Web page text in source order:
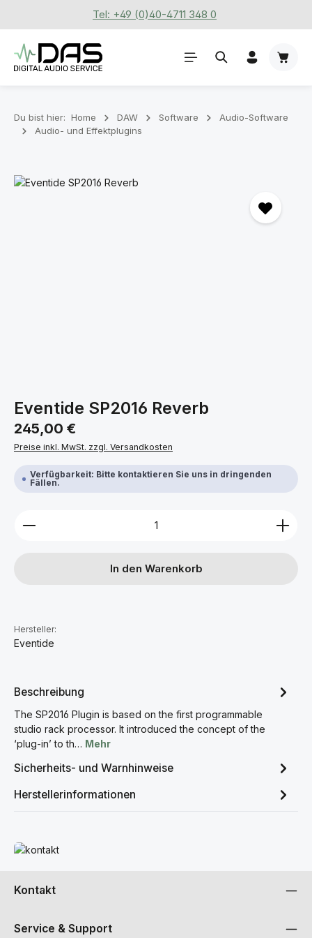
Zum Hauptinhalt springenTel: +49 (0)40-4711 348 0
Du bist hier: Home DAW Software
Audio-Software
Audio- und Effektplugins
Bildergalerie überspringen
Eventide SP2016 Reverb
Regulärer Preis:
245,00 €
Preise inkl. MwSt. zzgl. Versandkosten
Verfügbarkeit: Bitte kontaktieren Sie uns in dringenden
Fällen.
Produkt Anzahl: Gib den gewünschten Wert ein
In den Warenkorb
Hersteller:
Eventide
Beschreibung
The SP2016 Plugin is based on the first programmable
studio rack processor. It introduced the concept of the
‘plug-in’ to th… Mehr
Sicherheits- und Warnhinweise
Herstellerinformationen
Mehr erfahren
Kontakt
Service & Support